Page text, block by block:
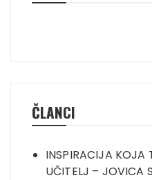
ČLANCI
INSPIRACIJA KOJA
UČITELJ – JOVICA